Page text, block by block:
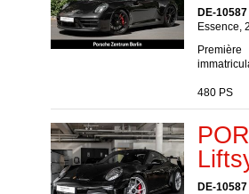
DE-
Essence,
Première
480 PS
DE-